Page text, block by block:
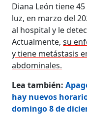
Diana León tiene
luz, en marzo del
al hospital y le
Actualmente,su
y tiene metástasis
abdominales.
Lea también:
hay nuevos
domingo 8 de